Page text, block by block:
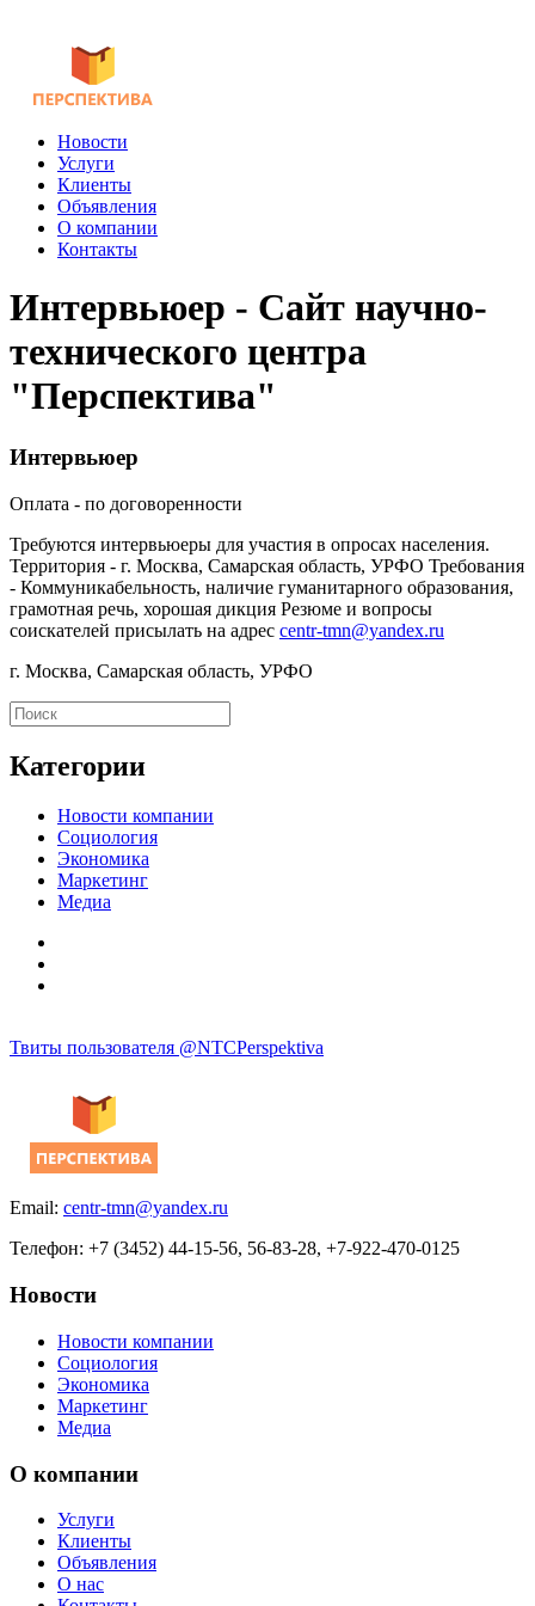
Новости
Услуги
Клиенты
Объявления
О компании
Контакты
Интервьюер - Сайт научно-
технического центра
"Перспектива"
Интервьюер
Оплата - по договоренности
Требуются интервьюеры для участия в опросах населения.
Территория - г. Москва, Самарская область, УРФО Требования
- Коммуникабельность, наличие гуманитарного образования,
грамотная речь, хорошая дикция Резюме и вопросы
соискателей присылать на адрес centr-tmn@yandex.ru
г. Москва, Самарская область, УРФО
Категории
Новости компании
Социология
Экономика
Маркетинг
Медиа
Твиты пользователя @NTCPerspektiva
Email: centr-tmn@yandex.ru
Телефон: +7 (3452) 44-15-56, 56-83-28, +7-922-470-0125
Новости
Новости компании
Социология
Экономика
Маркетинг
Медиа
О компании
Услуги
Клиенты
Объявления
О нас